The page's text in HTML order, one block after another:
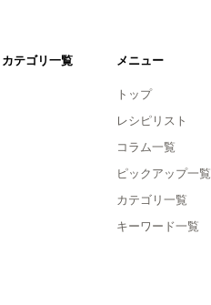
カテゴリ一覧 メニュー
トップ
レシピリスト
コラム一覧
ピックアップ一覧
カテゴリ一覧
キーワード一覧